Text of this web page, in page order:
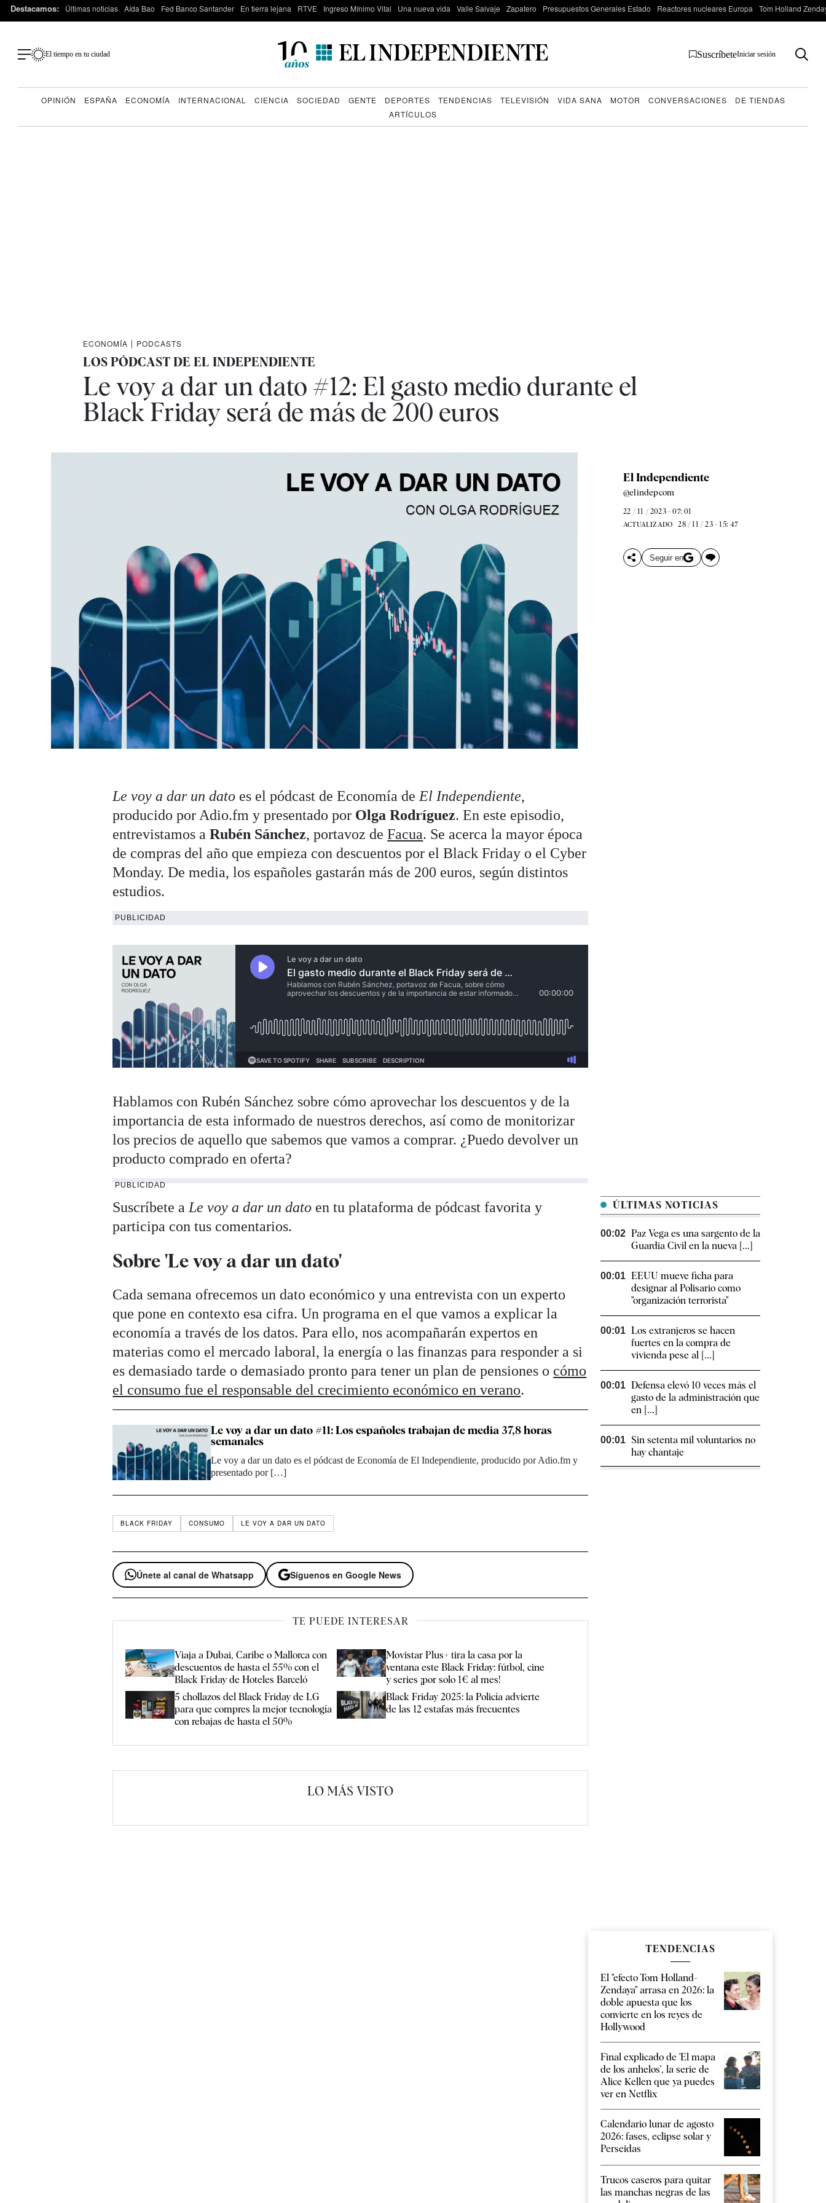
Destacamos: Últimas noticias Aída Bao Fed Banco Santander En tierra lejana RTVE Ingreso Mínimo Vital Una nueva vida Valle Salvaje Zapatero Presupuestos Generales Estado Reactores nucleares Europa Tom Holland
El tiempo en tu ciudad SuscríbeteIniciar sesión
OPINIÓN ESPAÑA ECONOMÍA INTERNACIONAL CIENCIA SOCIEDAD GENTE DEPORTES TENDENCIAS TELEVISIÓN VIDA SANA MOTOR CONVERSACIONES
DE TIENDAS
ARTÍCULOS
ECONOMÍA | PODCASTS
LOS PÓDCAST DE EL INDEPENDIENTE
Le voy a dar un dato #12: El gasto medio durante el
Black Friday será de más de 200 euros
El Independiente
@elindepcom
22 / 11 / 2023 - 07: 01
ACTUALIZADO 28 / 11 / 23 - 15: 47
Seguir en
Le voy a dar un dato es el pódcast de Economía de El Independiente,
producido por Adio.fm y presentado por Olga Rodríguez. En este episodio,
entrevistamos aRubén Sánchez, portavoz deFacua. Se acerca la mayor época
de compras del año que empieza con descuentos por el Black Friday o el Cyber
Monday. De media, los españoles gastarán más de 200 euros, según distintos
estudios.
PUBLICIDAD
Hablamos con Rubén Sánchez sobre cómo aprovechar los descuentos y de la
importancia de esta informado de nuestros derechos, así como de monitorizar
los precios de aquello que sabemos que vamos a comprar. ¿Puedo devolver un
producto comprado en oferta?
PUBLICIDAD
Suscríbete a Le voy a dar un dato en tu plataforma de pódcast favorita y
participa con tus comentarios.
Sobre 'Le voy a dar un dato'
Cada semana ofrecemos un dato económico y una entrevista con un experto
que pone en contexto esa cifra. Un programa en el que vamos a explicar la
economía a través de los datos. Para ello, nos acompañarán expertos en
materias como el mercado laboral, la energía o las finanzas para responder a si
es demasiado tarde o demasiado pronto para tener un plan de pensiones o cómo
el consumo fue el responsable del crecimiento económico en verano.
Le voy a dar un dato #11: Los españoles trabajan de media 37,8 horas
semanales
Le voy a dar un dato es el pódcast de Economía de El Independiente, producido por Adio.fm y
presentado por […]
BLACK FRIDAY CONSUMO LE VOY A DAR UN DATO
Únete al canal de Whatsapp Síguenos en Google News
TE PUEDE INTERESAR
Viaja a Dubai, Caribe o Mallorca con
descuentos de hasta el 55% con el
Black Friday de Hoteles Barceló
Movistar Plus+ tira la casa por la
ventana este Black Friday: fútbol, cine
y series ¡por solo 1€ al mes!
5 chollazos del Black Friday de LG
para que compres la mejor tecnología
con rebajas de hasta el 50%
Black Friday 2025: la Policía advierte
de las 12 estafas más frecuentes
LO MÁS VISTO
ÚLTIMAS NOTICIAS
00:02 Paz Vega es una sargento de la
Guardia Civil en la nueva [...]
00:01 EEUU mueve ficha para
designar al Polisario como
"organización terrorista"
00:01 Los extranjeros se hacen
fuertes en la compra de
vivienda pese al [...]
00:01 Defensa elevó 10 veces más el
gasto de la administración que
en [...]
00:01 Sin setenta mil voluntarios no
hay chantaje
TENDENCIAS
El "efecto Tom Holland-
Zendaya" arrasa en 2026: la
doble apuesta que los
convierte en los reyes de
Hollywood
Final explicado de 'El mapa
de los anhelos', la serie de
Alice Kellen que ya puedes
ver en Netflix
Calendario lunar de agosto
2026: fases, eclipse solar y
Perseidas
Trucos caseros para quitar
las manchas negras de las